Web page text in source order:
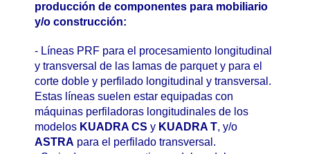
producción de componentes para mobiliario
y/o construcción:
- Líneas PRF para el procesamiento longitudinal
y transversal de las lamas de parquet y para el
corte doble y perfilado longitudinal y transversal.
Estas líneas suelen estar equipadas con
máquinas perfiladoras longitudinales de los
modelos KUADRA CS y KUADRA T, y/o
ASTRA para el perfilado transversal.